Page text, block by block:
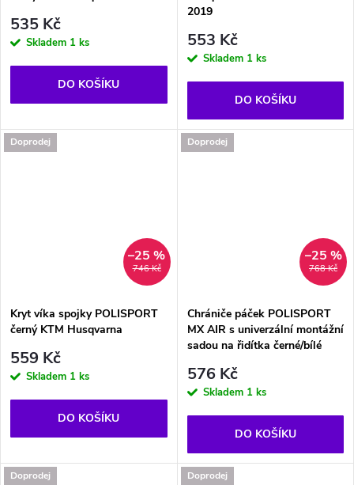
535 Kč
Skladem 1 ks
DO KOŠÍKU
2019
553 Kč
Skladem 1 ks
DO KOŠÍKU
Doprodej
746 Kč
–25 %
Kryt víka spojky POLISPORT
černý KTM Husqvarna
559 Kč
Skladem 1 ks
DO KOŠÍKU
Doprodej
768 Kč
–25 %
Chrániče páček POLISPORT
MX AIR s univerzální montážní
sadou na řidítka černé/bílé
576 Kč
Skladem 1 ks
DO KOŠÍKU
Doprodej Doprodej